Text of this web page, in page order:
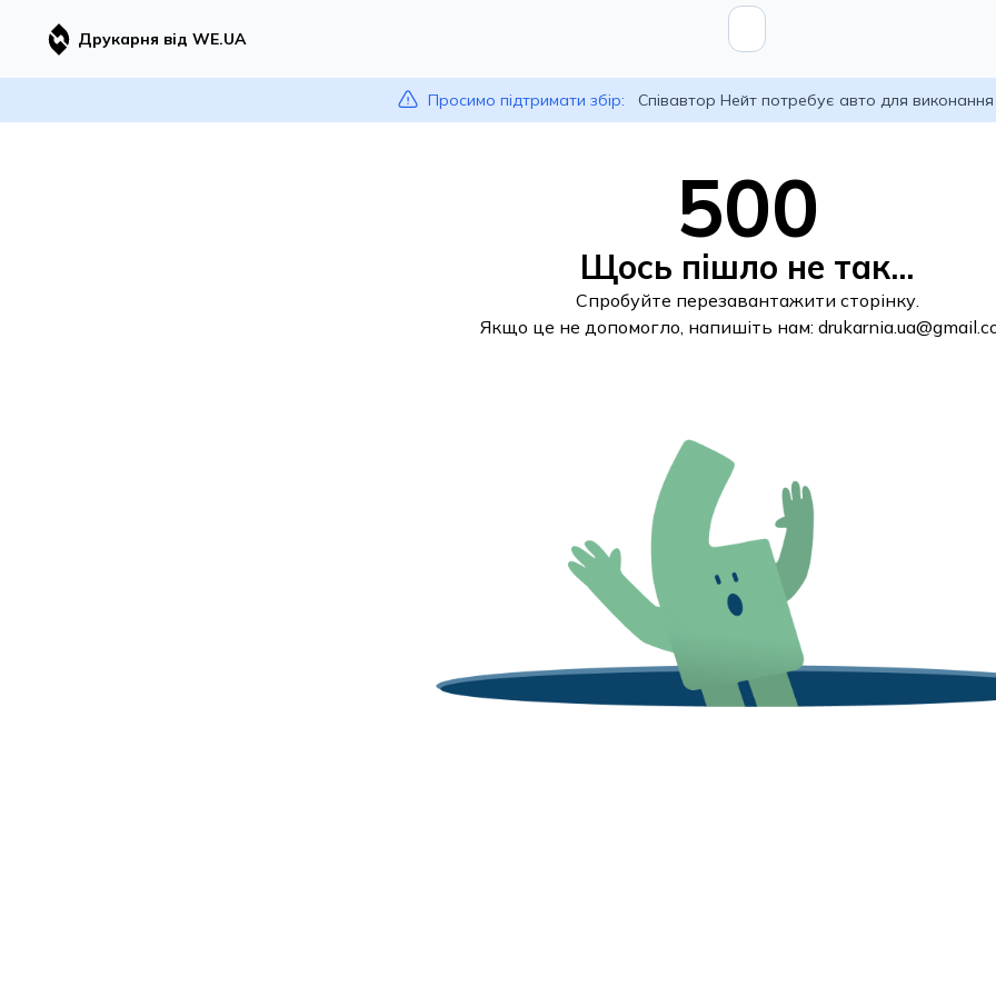
Друкарня від WE.UA
Просимо підтримати збір: Співавтор Нейт потребує авто для
500
Щось пішло не так...
Спробуйте перезавантажити сторінку.
Якщо це не допомогло, напишіть нам: